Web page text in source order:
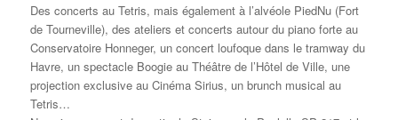
Des concerts au Tetris, mais également à l’alvéole PiedNu (Fort
de Tourneville), des ateliers et concerts autour du piano forte au
Conservatoire Honneger, un concert loufoque dans le tramway du
Havre, un spectacle Boogie au Théâtre de l’Hôtel de Ville, une
projection exclusive au Cinéma Sirius, un brunch musical au
Tetris…